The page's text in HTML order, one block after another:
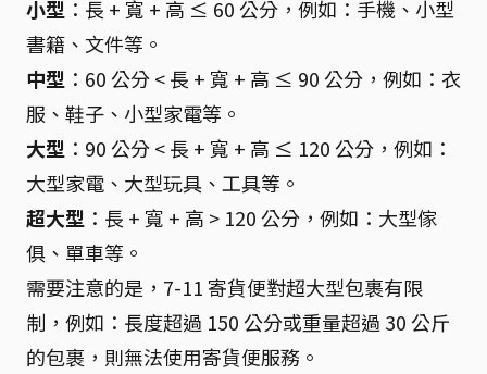
小型 ：長 + 寬 + 高 ≤ 60 公分，例如：手機、小型
書籍、文件等。
中型 ：60 公分 < 長 + 寬 + 高 ≤ 90 公分，例如：衣
服、鞋子、小型家電等。
大型 ：90 公分 < 長 + 寬 + 高 ≤ 120 公分，例如：
大型家電、大型玩具、工具等。
超大型 ：長 + 寬 + 高 > 120 公分，例如：大型傢
俱、單車等。
需要注意的是，7-11 寄貨便對超大型包裹有限
制，例如：長度超過 150 公分或重量超過 30 公斤
的包裹，則無法使用寄貨便服務。